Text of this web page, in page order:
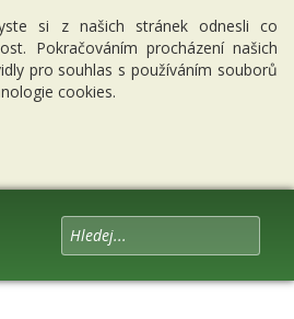
si z našich stránek odnesli co
Pokračováním procházení našich
pro souhlas s používáním souborů
cookies.